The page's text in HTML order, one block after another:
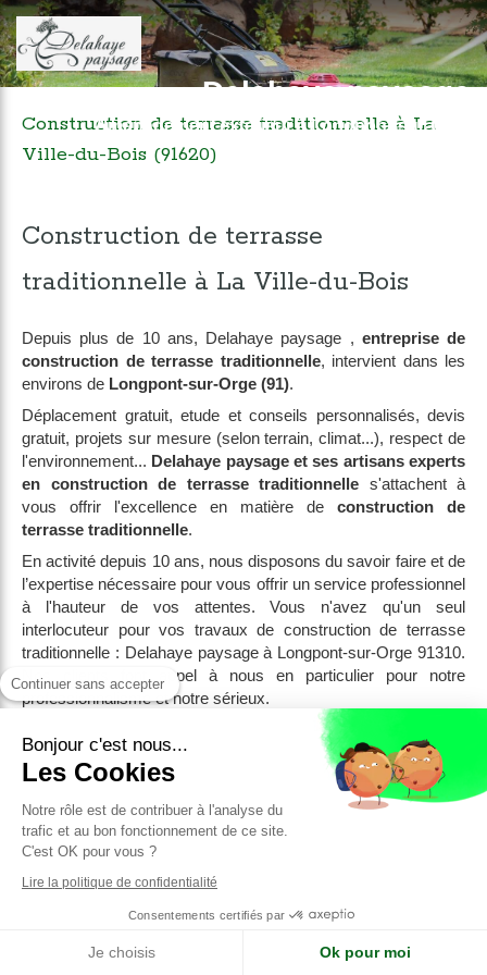
Delahaye paysage
Aménagement extérieur à Longpont-sur-Orge
Construction de terrasse traditionnelle à La
Ville-du-Bois (91620)
Construction de terrasse
traditionnelle à La Ville-du-Bois
Depuis plus de 10 ans, Delahaye paysage , entreprise de
construction de terrasse traditionnelle, intervient dans les
environs de Longpont-sur-Orge (91).
Déplacement gratuit, etude et conseils personnalisés, devis
gratuit, projets sur mesure (selon terrain, climat...), respect de
l'environnement... Delahaye paysage et ses artisans experts
en construction de terrasse traditionnelle s'attachent à
vous offrir l'excellence en matière de construction de
terrasse traditionnelle.
En activité depuis 10 ans, nous disposons du savoir faire et de
l’expertise nécessaire pour vous offrir un service professionnel
à l'hauteur de vos attentes. Vous n'avez qu'un seul
interlocuteur pour vos travaux de construction de terrasse
traditionnelle : Delahaye paysage à Longpont-sur-Orge 91310.
Nos clients font appel à nous en particulier pour notre
professionnalisme et notre sérieux.
Delahaye paysagereste à votre
disposition.Contactez-nous pour toute demande d'information
ou devis.
Contacter Delahaye paysage ,
construction de terrasse
traditionnelle
Continuer sans accepter
Bonjour c'est nous...
Les Cookies
Notre rôle est de contribuer à l'analyse du
trafic et au bon fonctionnement de ce site.
C'est OK pour vous ?
Lire la politique de confidentialité
Consentements certifiés par
Je choisis Ok pour moi